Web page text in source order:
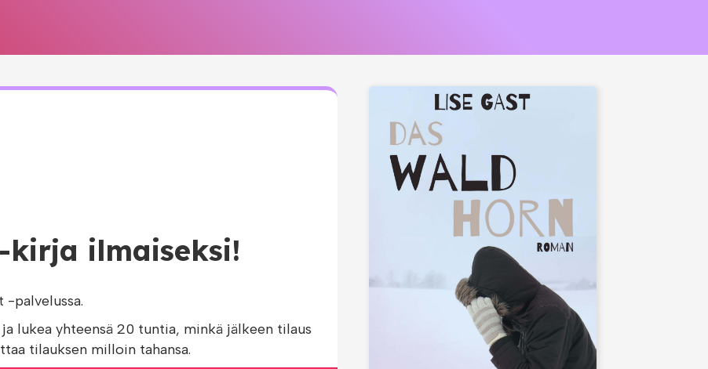
kirja ilmaiseksi!
-palvelussa.
lukea yhteensä 20 tuntia, minkä jälkeen tilaus
tilauksen milloin tahansa.